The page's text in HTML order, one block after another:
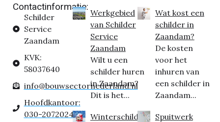
Contactinformatie:
Schilder
Service
Zaandam
KVK:
58037640
info@bouwsectornederland.nl
Hoofdkantoor:
030-2072024
Werkgebied
van Schilder
Service
Zaandam
Wilt u een
schilder huren
in Zaandam?
Dit is het...
Winterschilder
Wat kost een
schilder in
Zaandam?
De kosten
voor het
inhuren van
een schilder in
Zaandam...
Spuitwerk